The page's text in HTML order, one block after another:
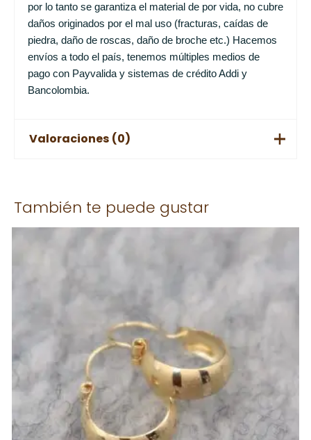
por lo tanto se garantiza el material de por vida, no cubre
daños originados por el mal uso (fracturas, caídas de
piedra, daño de roscas, daño de broche etc.) Hacemos
envíos a todo el país, tenemos múltiples medios de
pago con Payvalida y sistemas de crédito Addi y
Bancolombia.
Valoraciones (0)
Solo los usuarios registrados que hayan comprado este
producto pueden hacer una valoración.
También te puede gustar